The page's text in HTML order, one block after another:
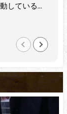
近隣でベースを
黒田雅之
2 年 前